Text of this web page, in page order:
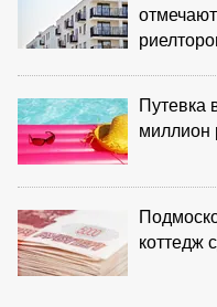
Путевка
миллион
коттедж